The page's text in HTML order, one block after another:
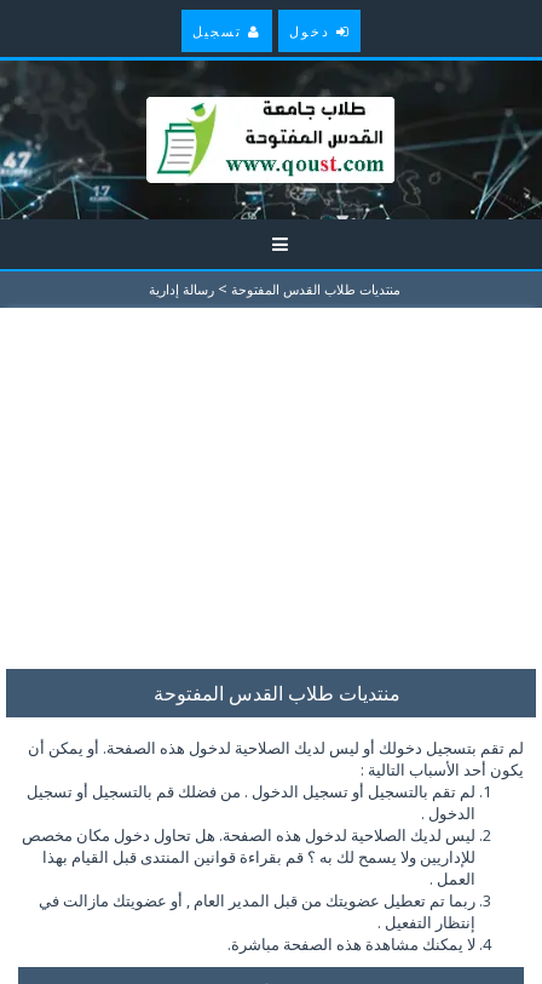
دخول تسجيل
منتديات طلاب القدس المفتوحة > رسالة إدارية
منتديات طلاب القدس المفتوحة
لم تقم بتسجيل دخولك أو ليس لديك الصلاحية لدخول هذه الصفحة. أو يمكن أن
يكون أحد الأسباب التالية :
لم تقم بالتسجيل أو تسجيل الدخول . من فضلك قم بالتسجيل أو تسجيل
الدخول .
ليس لديك الصلاحية لدخول هذه الصفحة. هل تحاول دخول مكان مخصص
للإداريين ولا يسمح لك به ؟ قم بقراءة قوانين المنتدى قبل القيام بهذا
العمل .
ربما تم تعطيل عضويتك من قبل المدير العام , أو عضويتك مازالت في
إنتظار التفعيل .
لا يمكنك مشاهدة هذه الصفحة مباشرة.